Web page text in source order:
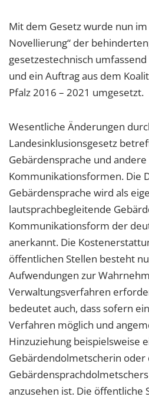
Mit dem Gesetz wurde nun
Novellierung“ der
gesetzestechnisch
und ein Auftrag aus dem
Pfalz 2016 – 2021 umgesetzt.
Wesentliche Änderungen
Landesinklusionsgesetz
Gebärdensprache und andere
Kommunikationsformen. Die
Gebärdensprache wird als
lautsprachbegleitende
Kommunikationsform der
anerkannt. Die
öffentlichen Stellen besteht
Aufwendungen zur
Verwaltungsverfahren
bedeutet auch, dass sofern
Verfahren möglich und
Hinzuziehung beispielsweise
Gebärdendolmetscherin oder
anzusehen ist. Die öffentliche